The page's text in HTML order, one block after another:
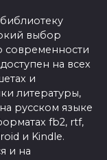
выбор
современности
на всех
и
литературы,
русском языке
fb2, rtf,
и Kindle.
и на